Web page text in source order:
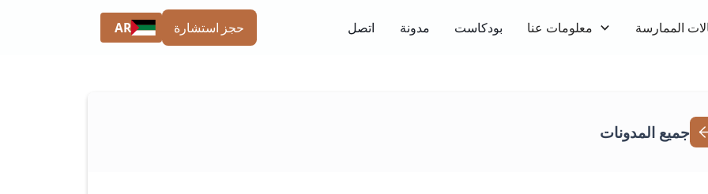
الممارسة معلومات عنا بودكاست مدونة اتصل حجز استشارة AR
جميع المدونات